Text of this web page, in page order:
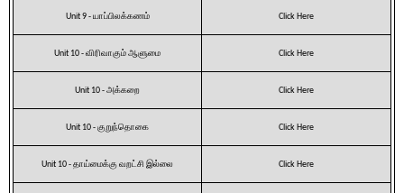
Unit 9 - யாப்பிலக்கணம் Click Here
Unit 10 - விரிவாகும் ஆளுமை Click Here
Unit 10 - அக்கறை Click Here
Unit 10 - குறுந்தொகை Click Here
Unit 10 - தாய்மைக்கு வறட்சி இல்லை Click Here